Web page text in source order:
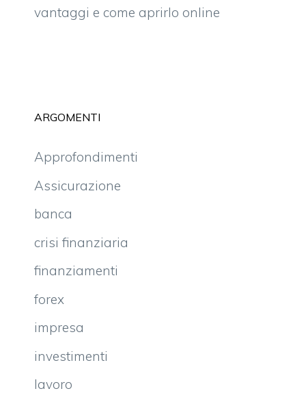
vantaggi e come aprirlo online
ARGOMENTI
Approfondimenti
Assicurazione
banca
crisi finanziaria
finanziamenti
forex
impresa
investimenti
lavoro